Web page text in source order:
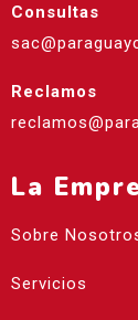
Consultas
Reclamos
La
Sobre
Servicios